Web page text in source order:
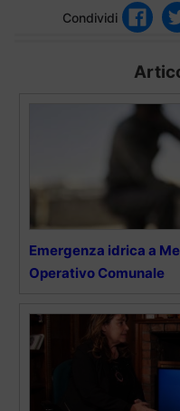
Condividi
Emergenza idrica a
Operativo Comunale